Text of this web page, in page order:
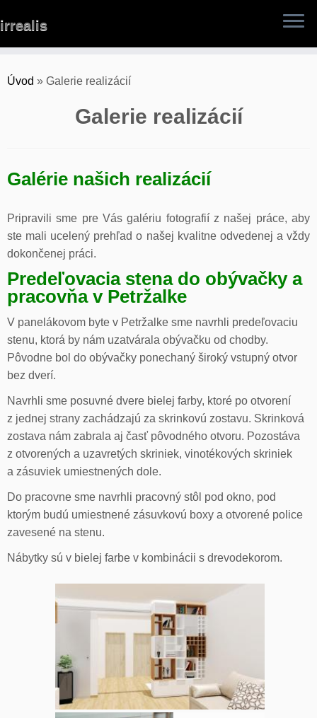
to
irrealis
Úvod » Galerie realizácií
Galerie realizácií
Galérie našich realizácií
Pripravili sme pre Vás galériu fotografií z našej práce, aby
ste mali ucelený prehľad o našej kvalitne odvedenej a vždy
dokončenej práci.
Predeľovacia stena do obývačky a
pracovňa v Petržalke
V panelákovom byte v Petržalke sme navrhli predeľovaciu
stenu, ktorá by nám uzatvárala obývačku od chodby.
Pôvodne bol do obývačky ponechaný široký vstupný otvor
bez dverí.
Navrhli sme posuvné dvere bielej farby, ktoré po otvorení
z jednej strany zachádzajú za skrinkovú zostavu. Skrinková
zostava nám zabrala aj časť pôvodného otvoru. Pozostáva
z otvorených a uzavretých skriniek, vinotékových skriniek
a zásuviek umiestnených dole.
Do pracovne sme navrhli pracovný stôl pod okno, pod
ktorým budú umiestnené zásuvkovú boxy a otvorené police
zavesené na stenu.
Nábytky sú v bielej farbe v kombinácii s drevodekorom.